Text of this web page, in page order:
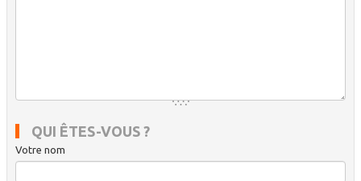
QUI ÊTES-VOUS ?
Votre nom